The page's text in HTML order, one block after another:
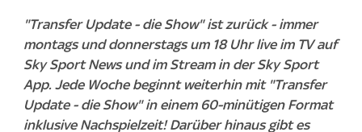
"Transfer Update - die Show" ist zurück - immer
montags und donnerstags um 18 Uhr live im TV auf
Sky Sport News und im Stream in der Sky Sport
App. Jede Woche beginnt weiterhin mit "Transfer
Update - die Show" in einem 60-minütigen Format
inklusive Nachspielzeit! Darüber hinaus gibt es